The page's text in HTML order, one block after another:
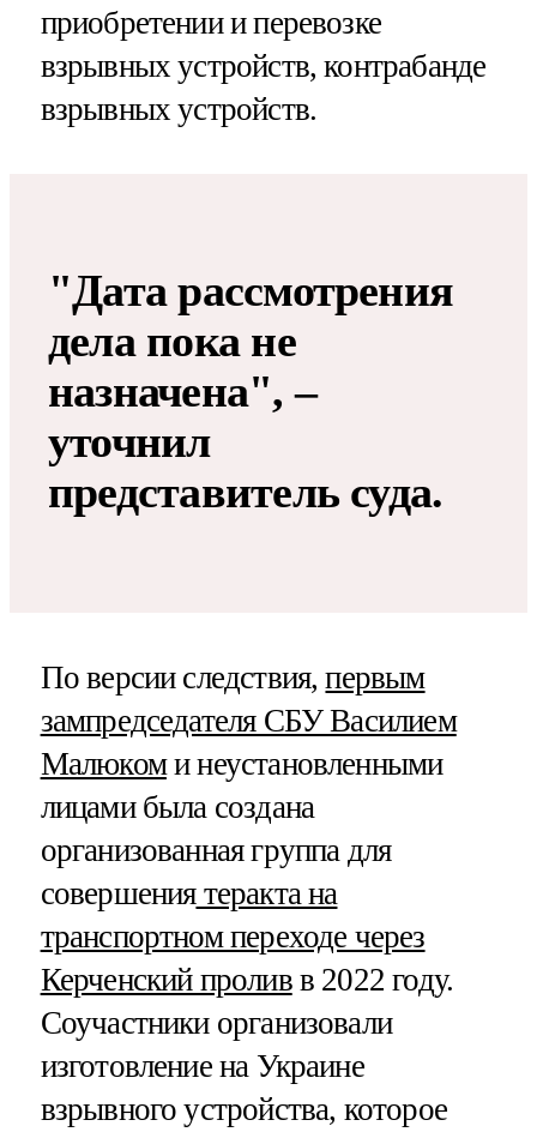
приобретении и перевозке
взрывных устройств, контрабанде
взрывных устройств.
"Дата рассмотрения
дела пока не
назначена", –
уточнил
представитель суда.
По версии следствия,первым
зампредседателя СБУ Василием
Малюкоми неустановленными
лицами была создана
организованная группа для
совершениятеракта на
транспортном переходе через
Керченский проливв 2022 году.
Соучастники организовали
изготовление на Украине
взрывного устройства, которое